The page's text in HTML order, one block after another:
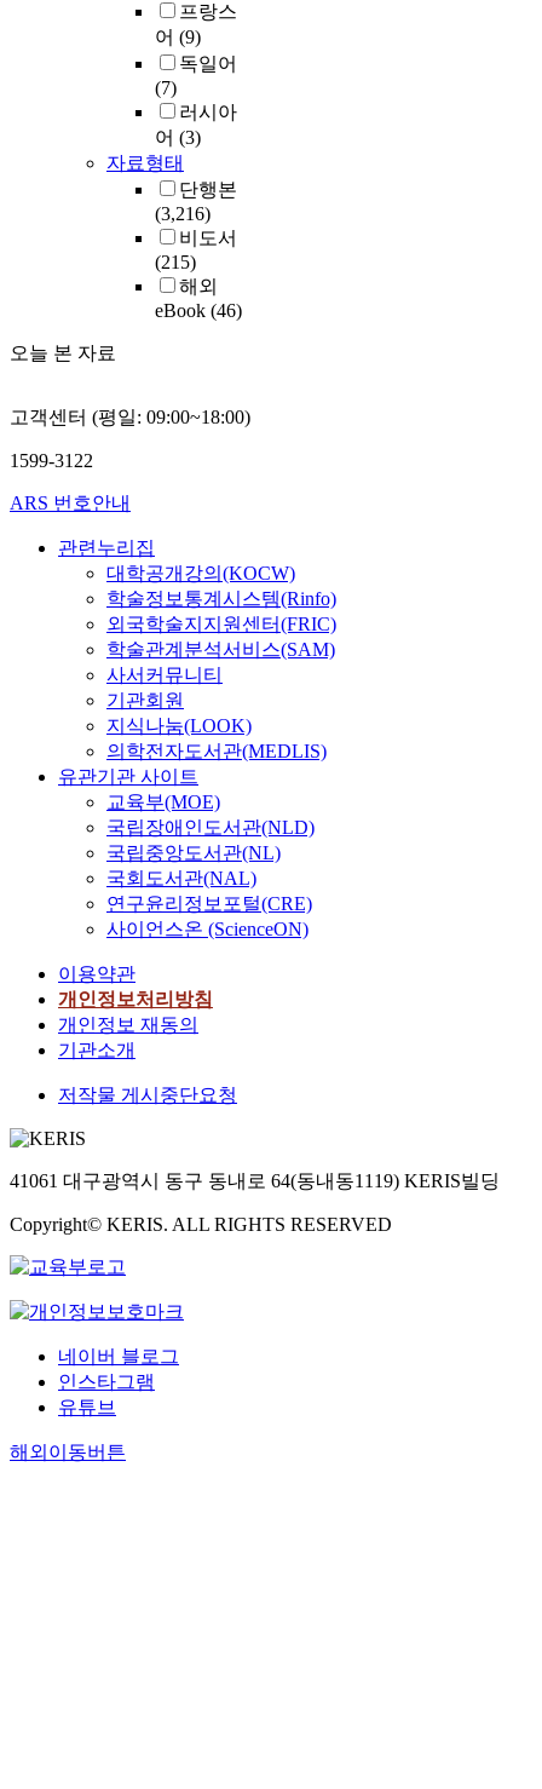
프랑스
어 (9)
독일어
(7)
러시아
어 (3)
자료형태
단행본
(3,216)
비도서
(215)
해외
eBook (46)
오늘 본 자료
고객센터 (평일: 09:00~18:00)
1599-3122
ARS 번호안내
관련누리집
대학공개강의(KOCW)
학술정보통계시스템(Rinfo)
외국학술지지원센터(FRIC)
학술관계분석서비스(SAM)
사서커뮤니티
기관회원
지식나눔(LOOK)
의학전자도서관(MEDLIS)
유관기관 사이트
교육부(MOE)
국립장애인도서관(NLD)
국립중앙도서관(NL)
국회도서관(NAL)
연구윤리정보포털(CRE)
사이언스온 (ScienceON)
이용약관
개인정보처리방침
개인정보 재동의
기관소개
저작물 게시중단요청
41061 대구광역시 동구 동내로 64(동내동1119) KERIS빌딩
Copyright© KERIS. ALL RIGHTS RESERVED
네이버 블로그
인스타그램
유튜브
해외이동버튼